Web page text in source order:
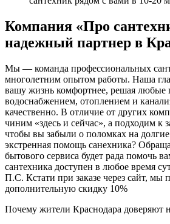
Компания «Про
надежный партнер в
Мы — команда профессиональных
многолетним опытом работы. Наша
вашу жизнь комфортнее, решая любые
водоснабжением, отоплением и
качественно. В отличие от других
чиним «здесь и сейчас», а подходим к
чтобы вы забыли о поломках на
экстренная помощь санехника?
бытового сервиса будет рада помочь
сантехника доступен в любое время
П.С. Кстати при заказе через сайт, мы
дополнительную скидку 10%
Почему жители Краснодара доверяют